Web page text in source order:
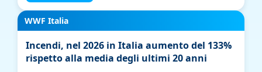
WWF Italia
Incendi, nel 2026 in Italia aumento del 133%
rispetto alla media degli ultimi 20 anni